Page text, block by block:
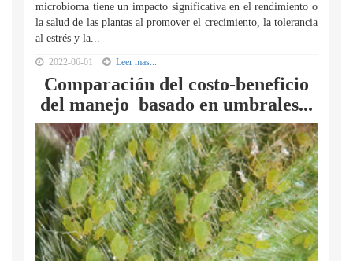
microbioma tiene un impacto significativa en el rendimiento o
la salud de las plantas al promover el crecimiento, la tolerancia
al estrés y la...
2022-06-01 Leer mas...
Comparación del costo-beneficio
del manejo basado en umbrales...